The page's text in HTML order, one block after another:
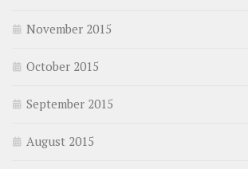
November 2015
October 2015
September 2015
August 2015